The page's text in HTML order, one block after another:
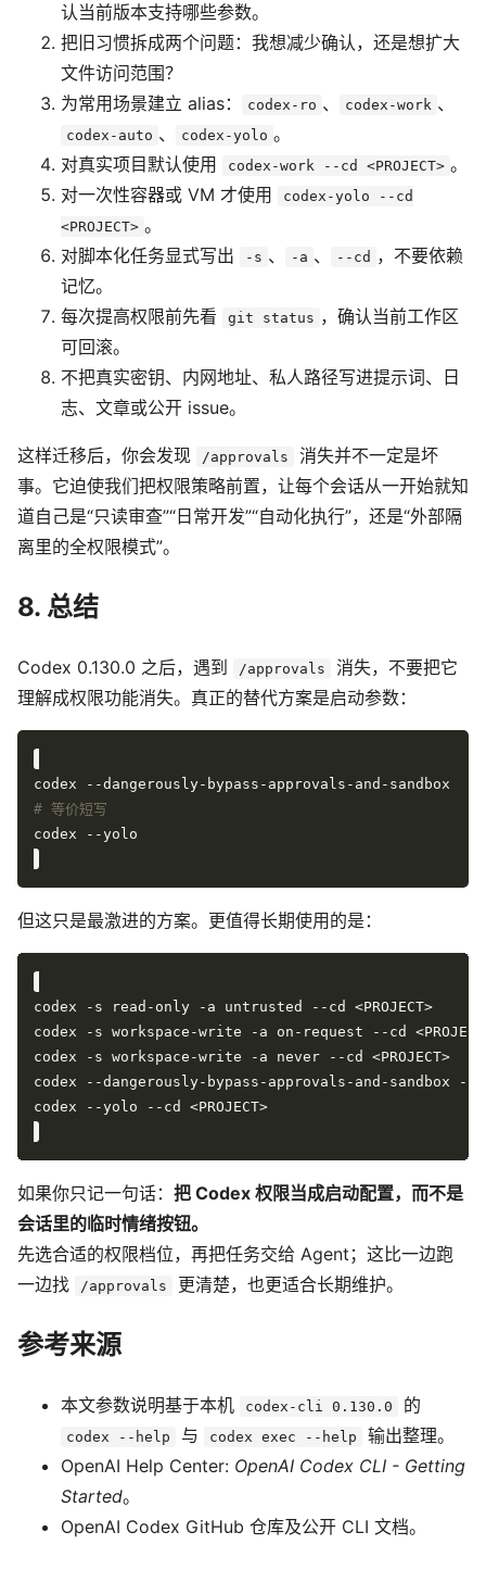
认当前版本支持哪些参数。
把旧习惯拆成两个问题：我想减少确认，还是想扩大
文件访问范围？
为常用场景建立 alias：
codex-ro 、 codex-work 、
codex-auto 、 codex-yolo 。
对真实项目默认使用
codex-work --cd <PROJECT> 。
对一次性容器或 VM 才使用
codex-yolo --cd
<PROJECT> 。
对脚本化任务显式写出
-s 、 -a 、 --cd ，不要依赖
记忆。
每次提高权限前先看
git status ，确认当前工作区
可回滚。
不把真实密钥、内网地址、私人路径写进提示词、日
志、文章或公开 issue。
这样迁移后，你会发现 /approvals
消失并不一定是坏
事。它迫使我们把权限策略前置，让每个会话从一开始就知
道自己是“只读审查”“日常开发”“自动化执行”，还是“外部隔
离里的全权限模式”。
8. 总结
Codex 0.130.0 之后，遇到 /approvals
消失，不要把它
理解成权限功能消失。真正的替代方案是启动参数：
# 等价短写
但这只是最激进的方案。更值得长期使用的是：
如果你只记一句话： 把 Codex 权限当成启动配置，而不是
会话里的临时情绪按钮。
先选合适的权限档位，再把任务交给 Agent；这比一边跑
一边找
/approvals 更清楚，也更适合长期维护。
参考来源
本文参数说明基于本机 codex-cli 0.130.0 的
codex --help 与 codex exec --help
输出整理。
OpenAI Help Center: OpenAI Codex CLI - Getting
Started。
OpenAI Codex GitHub 仓库及公开 CLI 文档。